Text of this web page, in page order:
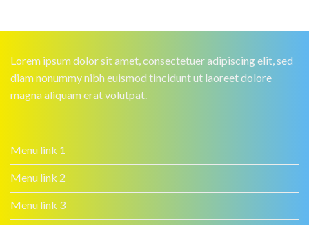
Lorem ipsum dolor sit amet, consectetuer adipiscing elit, sed
diam nonummy nibh euismod tincidunt ut laoreet dolore
magna aliquam erat volutpat.
Menu link 1
Menu link 2
Menu link 3